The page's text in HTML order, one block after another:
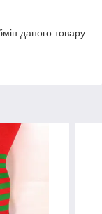
даного товару